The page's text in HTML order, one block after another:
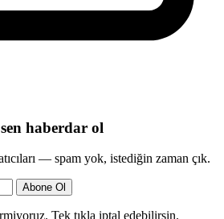
haberdar ol
— spam yok, istediğin zaman çık.
Abone Ol
Tek tıkla iptal edebilirsin.